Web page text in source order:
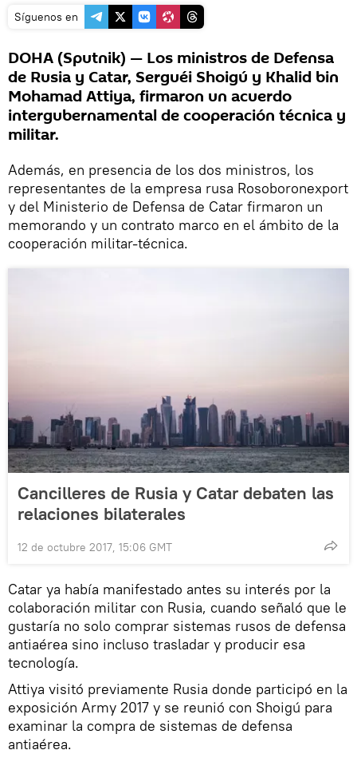
Síguenos en
DOHA (Sputnik) — Los ministros de Defensa
de Rusia y Catar, Serguéi Shoigú y Khalid bin
Mohamad Attiya, firmaron un acuerdo
intergubernamental de cooperación técnica y
militar.
Además, en presencia de los dos ministros, los
representantes de la empresa rusa Rosoboronexport
y del Ministerio de Defensa de Catar firmaron un
memorando y un contrato marco en el ámbito de la
cooperación militar-técnica.
Cancilleres de Rusia y Catar debaten las
relaciones bilaterales
12 de octubre 2017, 15:06 GMT
Catar ya había manifestado antes su interés por la
colaboración militar con Rusia, cuando señaló que le
gustaría no solo comprar sistemas rusos de defensa
antiaérea sino incluso trasladar y producir esa
tecnología.
Attiya visitó previamente Rusia donde participó en la
exposición Army 2017 y se reunió con Shoigú para
examinar la compra de sistemas de defensa
antiaérea.